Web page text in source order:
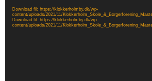
Download fil: https://klokkerholmby.dk/wp-
content/uploads/2021/11/
Download fil: https://klokkerholmby.dk/wp-
content/uploads/2021/11/